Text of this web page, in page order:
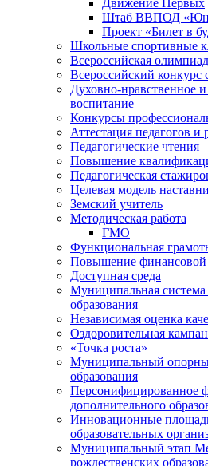
Движение Первых
Штаб ВВПОД
Проект «Билет в
Школьные спортивные
Всероссийская
Всероссийский конкурс
Духовно-нравственное
воспитание
Конкурсы
Аттестация педагогов
Педагогические чтения
Повышение
Педагогическая
Целевая модель
Земский учитель
Методическая работа
ГМО
Функциональная
Повышение финансовой
Доступная среда
Муниципальная система
образования
Независимая оценка
Оздоровительная
«Точка роста»
Муниципальный
образования
Персонифицированное
дополнительного
Инновационные
образовательных
Муниципальный этап
рождественских